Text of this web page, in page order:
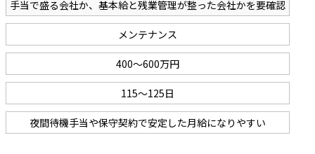
手当で盛る会社か、基本給と残業管理が整った会社かを要確認
メンテナンス
400～600万円
115～125日
夜間待機手当や保守契約で安定した月給になりやすい